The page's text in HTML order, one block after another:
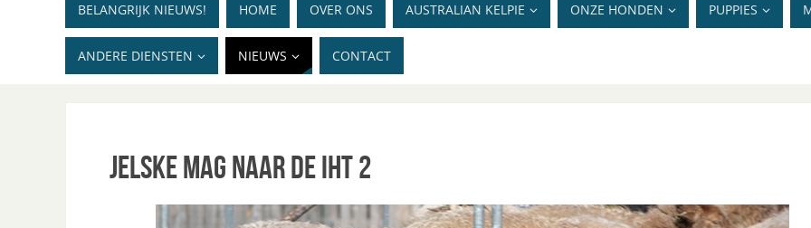
BELANGRIJK NIEUWS! HOME OVER ONS AUSTRALIAN KELPIE ONZE HONDEN PUPPIES
ANDERE DIENSTEN NIEUWS CONTACT
Jelske mag naar de IHT 2